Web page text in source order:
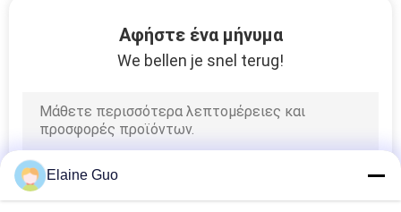
γραμμή
επεξεργασίας
μάνγκο
Αφήστε ένα μήνυμα
We bellen je snel terug!
Elaine Guo